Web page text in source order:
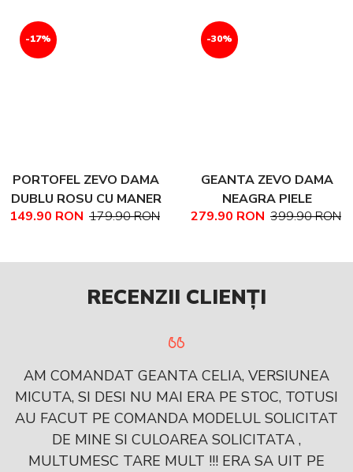
-17%
PORTOFEL ZEVO DAMA
DUBLU ROSU CU MANER
PIELE NATURALA
149.90 RON 179.90 RON
-30%
GEANTA ZEVO DAMA
NEAGRA PIELE
NATURALA TEXTURATA
279.90 RON 399.90 RON
RECENZII CLIENȚI
AM COMANDAT GEANTA CELIA, VERSIUNEA
MICUTA, SI DESI NU MAI ERA PE STOC, TOTUSI
AU FACUT PE COMANDA MODELUL SOLICITAT
DE MINE SI CULOAREA SOLICITATA ,
MULTUMESC TARE MULT !!! ERA SA UIT PE